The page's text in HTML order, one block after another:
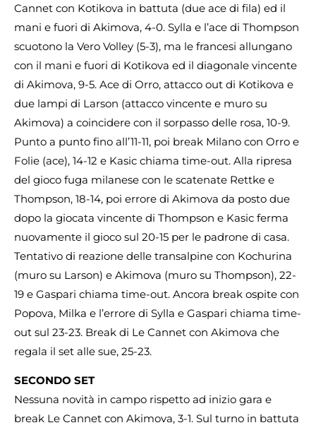
Cannet con Kotikova in battuta (due ace di fila) ed il
mani e fuori di Akimova, 4-0. Sylla e l’ace di Thompson
scuotono la Vero Volley (5-3), ma le francesi allungano
con il mani e fuori di Kotikova ed il diagonale vincente
di Akimova, 9-5. Ace di Orro, attacco out di Kotikova e
due lampi di Larson (attacco vincente e muro su
Akimova) a coincidere con il sorpasso delle rosa, 10-9.
Punto a punto fino all’11-11, poi break Milano con Orro e
Folie (ace), 14-12 e Kasic chiama time-out. Alla ripresa
del gioco fuga milanese con le scatenate Rettke e
Thompson, 18-14, poi errore di Akimova da posto due
dopo la giocata vincente di Thompson e Kasic ferma
nuovamente il gioco sul 20-15 per le padrone di casa.
Tentativo di reazione delle transalpine con Kochurina
(muro su Larson) e Akimova (muro su Thompson), 22-
19 e Gaspari chiama time-out. Ancora break ospite con
Popova, Milka e l’errore di Sylla e Gaspari chiama time-
out sul 23-23. Break di Le Cannet con Akimova che
regala il set alle sue, 25-23.
SECONDO SET
Nessuna novità in campo rispetto ad inizio gara e
break Le Cannet con Akimova, 3-1. Sul turno in battuta